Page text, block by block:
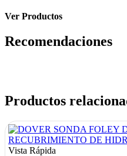
Ver Productos
Recomendaciones
Productos
Vista Rápida